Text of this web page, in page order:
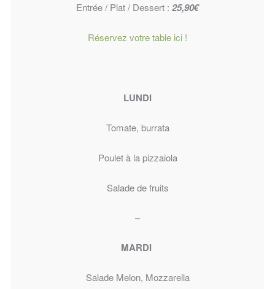
Entrée / Plat / Dessert : 25,90€
Réservez votre table ici !
LUNDI
Tomate, burrata
Poulet à la pizzaiola
Salade de fruits
–
MARDI
Salade Melon, Mozzarella